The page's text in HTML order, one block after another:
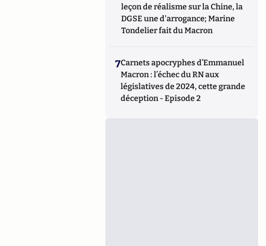
leçon de réalisme sur la Chine, la
DGSE une d'arrogance; Marine
Tondelier fait du Macron
7Carnets apocryphes d’Emmanuel
Macron : l’échec du RN aux
législatives de 2024, cette grande
déception - Episode 2